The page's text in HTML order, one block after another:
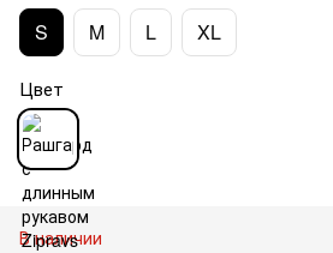
S M L XL
Цвет
В наличии